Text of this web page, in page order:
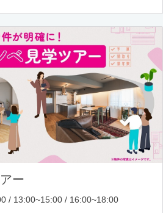
ー
/ 13:00~15:00 / 16:00~18:00